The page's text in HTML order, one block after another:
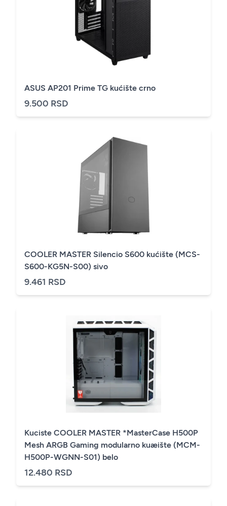
ASUS AP201 Prime TG kućište crno
9.500 RSD
COOLER MASTER Silencio S600 kućište (MCS-
S600-KG5N-S00) sivo
9.461 RSD
Kuciste COOLER MASTER *MasterCase H500P
Mesh ARGB Gaming modularno kuæište (MCM-
H500P-WGNN-S01) belo
12.480 RSD